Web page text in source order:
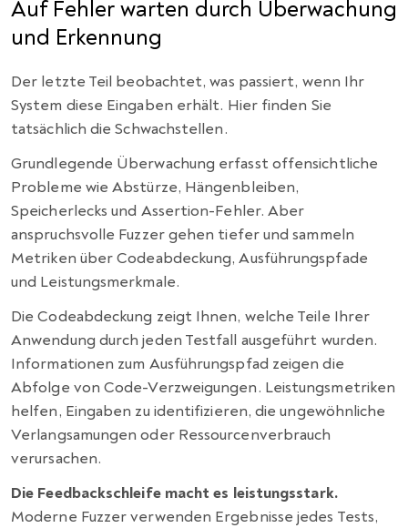
Auf Fehler warten durch Überwachung
und Erkennung
Der letzte Teil beobachtet, was passiert, wenn Ihr
System diese Eingaben erhält. Hier finden Sie
tatsächlich die Schwachstellen.
Grundlegende Überwachung erfasst offensichtliche
Probleme wie Abstürze, Hängenbleiben,
Speicherlecks und Assertion-Fehler. Aber
anspruchsvolle Fuzzer gehen tiefer und sammeln
Metriken über Codeabdeckung, Ausführungspfade
und Leistungsmerkmale.
Die Codeabdeckung zeigt Ihnen, welche Teile Ihrer
Anwendung durch jeden Testfall ausgeführt wurden.
Informationen zum Ausführungspfad zeigen die
Abfolge von Code-Verzweigungen. Leistungsmetriken
helfen, Eingaben zu identifizieren, die ungewöhnliche
Verlangsamungen oder Ressourcenverbrauch
verursachen.
Die Feedbackschleife macht es leistungsstark.
Moderne Fuzzer verwenden Ergebnisse jedes Tests,